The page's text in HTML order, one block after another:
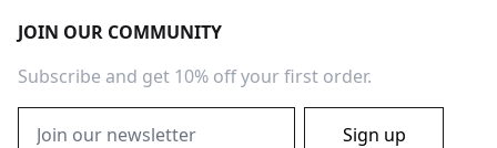
Footer
JOIN OUR COMMUNITY
Subscribe and get 10% off your first order.
Sign up